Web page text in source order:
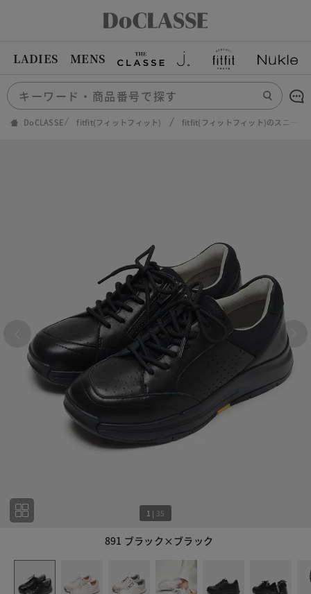
LADIES MENS
DoCLASSE fitfit(フィットフィット) fitfit(フィットフィット)のスニーカ
891 ブラック×ブラック
1 | 35